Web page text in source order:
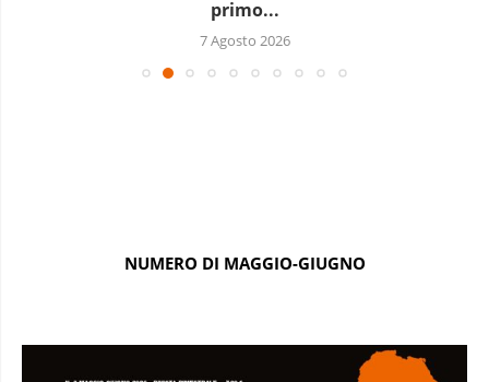
primo...
7 Agosto 2026
NUMERO DI MAGGIO-GIUGNO